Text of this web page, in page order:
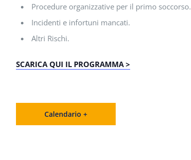
Procedure organizzative per il primo soccorso.
Incidenti e infortuni mancati.
Altri Rischi.
SCARICA QUI IL PROGRAMMA >
Calendario +